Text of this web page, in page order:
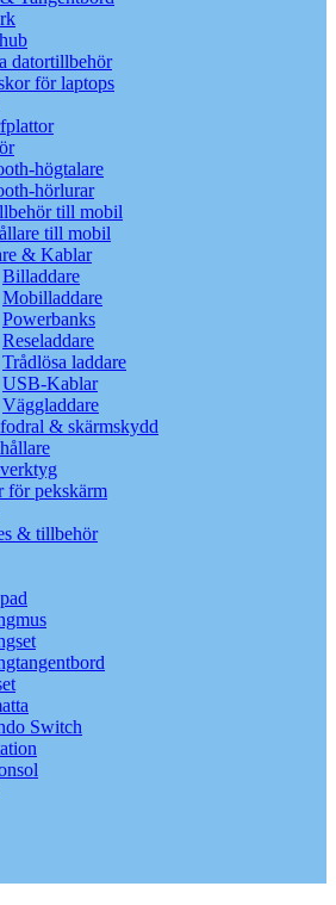
datortillbehör
för laptops
högtalare
hörlurar
till mobil
till mobil
& Kablar
Billaddare
Mobilladdare
Powerbanks
Reseladdare
Trådlösa laddare
USB-Kablar
Väggladdare
& skärmskydd
för pekskärm
& tillbehör
Switch